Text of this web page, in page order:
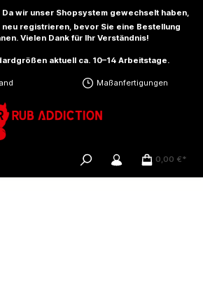
Da wir unser Shopsystem gewechselt haben,
neu registrieren, bevor Sie eine Bestellung
Vielen Dank für Ihr Verständnis!
aktuell ca. 10–14 Arbeitstage.
Maßanfertigungen
0,00 €*